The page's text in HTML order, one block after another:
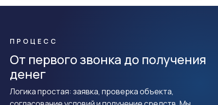
ПРОЦЕСС
От первого звонка до получения
денег
Логика простая: заявка, проверка объекта,